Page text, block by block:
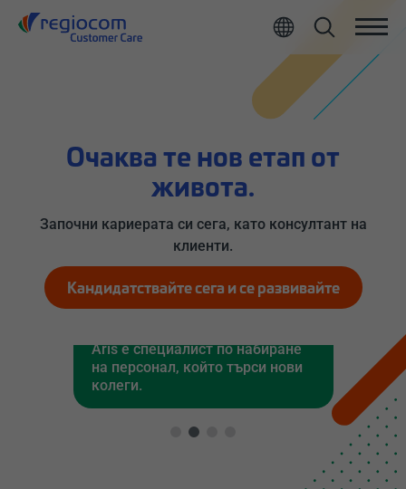
Очаква те нов етап от
живота.
Започни кариерата си сега, като консултант на
клиенти.
Кандидатствайте сега и се развивайте
Aris е специалист по набиране
на персонал, който търси нови
колеги.